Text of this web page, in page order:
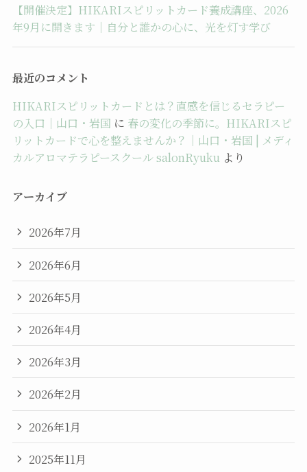
【開催決定】HIKARIスピリットカード養成講座、2026
年9月に開きます｜自分と誰かの心に、光を灯す学び
最近のコメント
HIKARIスピリットカードとは？直感を信じるセラピー
の入口｜山口・岩国 に 春の変化の季節に。HIKARIスピ
リットカードで心を整えませんか？｜山口・岩国 | メディ
カルアロマテラピースクール salonRyuku より
アーカイブ
2026年7月
2026年6月
2026年5月
2026年4月
2026年3月
2026年2月
2026年1月
2025年11月